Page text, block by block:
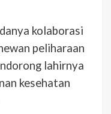
kolaborasi
peliharaan
lahirnya
kesehatan